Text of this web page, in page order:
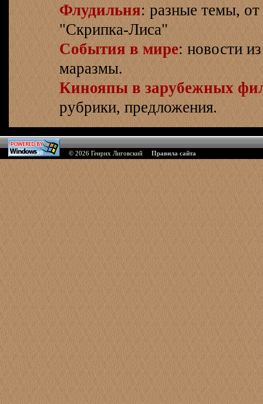
Флудильня: разные темы,
"Скрипка-Лиса"
События в мире: новости
маразмы.
Кинояпы в зарубежных
рубрики, предложения.
© 2026 Генрих Лиговский Правила сайта